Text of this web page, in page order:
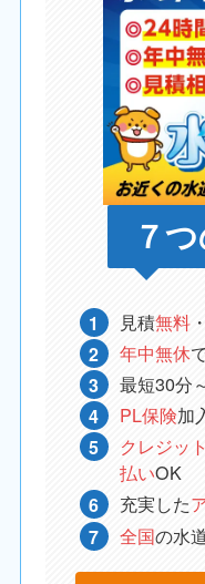
７
見積無料
年中無休
最短30分
PL保険加
クレジッ
払いOK
充実した
全国の水